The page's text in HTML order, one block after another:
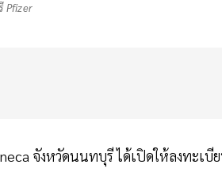
Pfizer
จังหวัดนนทบุรี ได้เปิดให้ลงทะเบี